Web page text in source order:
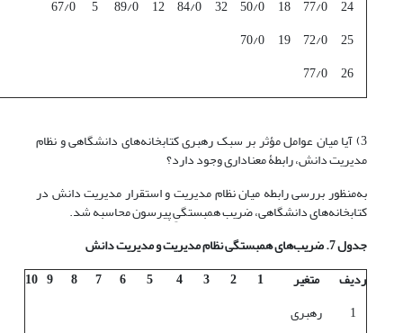
24
77/0
18
50/0
32
84/0
12
89/0
5
67/0
25
72/0
19
70/0
26
77/0
3) آیا میان عوامل مؤثر بر سبک رهبری کتابخانه‌های دانشگاهی و نظام
مدیریت دانش، رابطۀ معناداری وجود دارد؟
به‌منظور بررسی رابطه میان نظام مدیریت و استقرار مدیریت دانش در
کتابخانه‌های دانشگاهی، ضریب همبستگیِ پیرسون محاسبه شد.
جدول 7. ضریب‌های همبستگی نظام مدیریت و مدیریت دانش
ردیف
متغیر 1
2
3
4
5
6
7
8
9
10
1
رهبری